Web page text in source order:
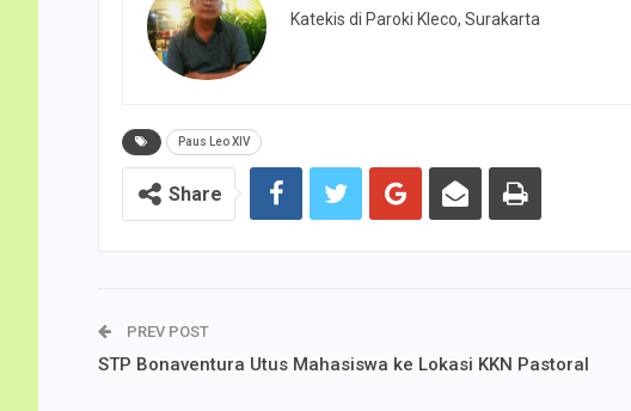
Katekis di Paroki Kleco, Surakarta
Paus Leo XIV
Share
PREV POST
STP Bonaventura Utus Mahasiswa ke Lokasi KKN Pastoral